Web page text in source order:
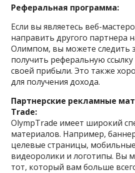
Реферальная программа:
Если вы являетесь веб-
направить другого партнера
Олимпом, вы можете следить
получить реферальную
своей прибыли. Это также
для получения дохода.
Партнерские рекламные
Trade:
OlympTrade имеет широкий
материалов. Например,
целевые страницы,
видеоролики и логотипы. Вы
тот, который вам больше